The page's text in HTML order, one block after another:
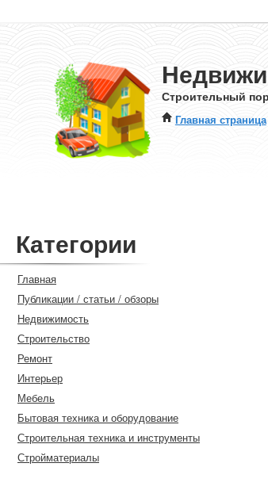
Строительный
Главная страница
Категории
Главная
Публикации / статьи / обзоры
Недвижимость
Строительство
Ремонт
Интерьер
Мебель
Бытовая техника и оборудование
Строительная техника и инструменты
Стройматериалы